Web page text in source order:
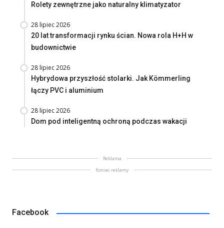
Rolety zewnętrzne jako naturalny klimatyzator
28 lipiec 2026
20 lat transformacji rynku ścian. Nowa rola H+H w
budownictwie
28 lipiec 2026
Hybrydowa przyszłość stolarki. Jak Kömmerling
łączy PVC i aluminium
28 lipiec 2026
Dom pod inteligentną ochroną podczas wakacji
Reklama
Koniec reklamy
Facebook